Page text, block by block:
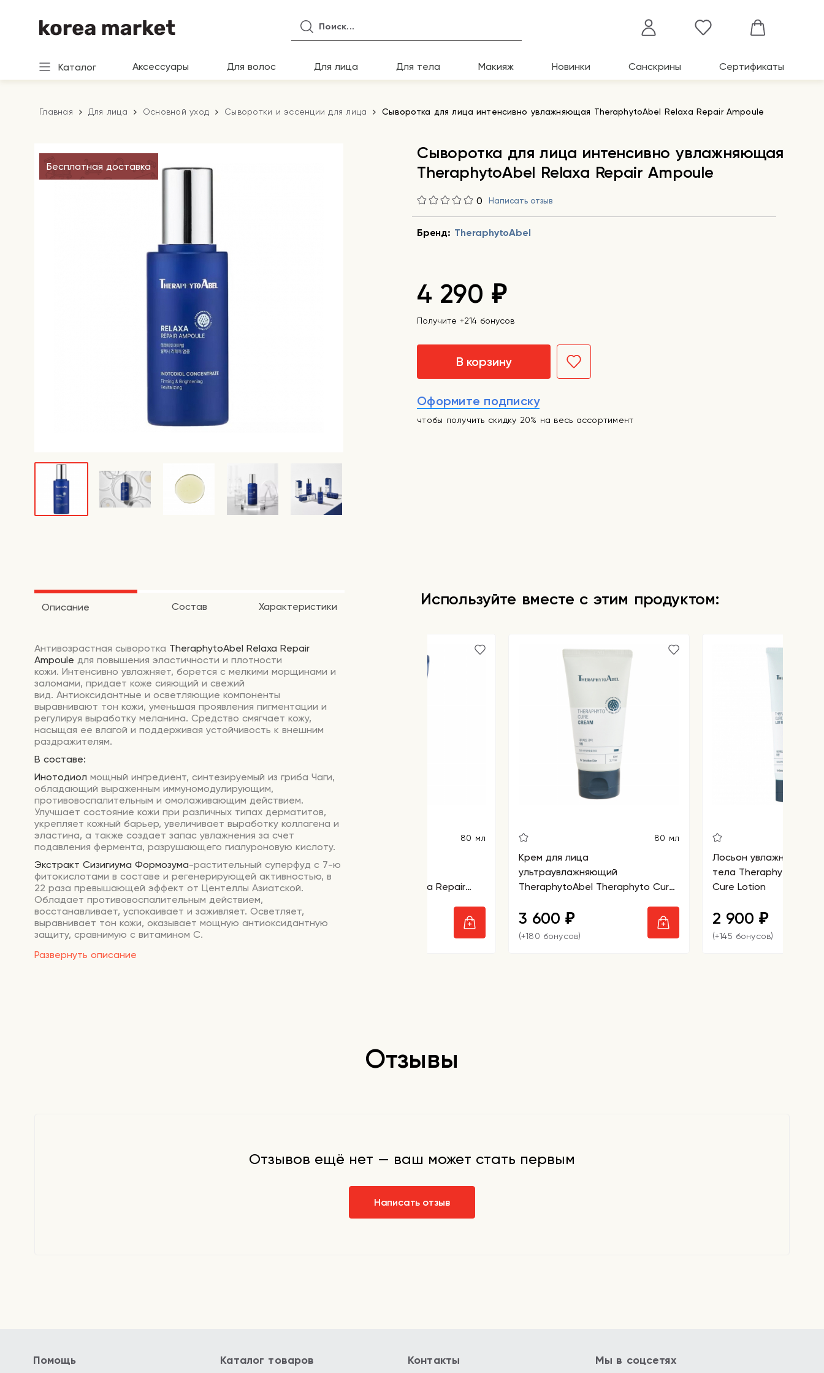
Каталог Аксессуары Для волос Для лица Для тела Макияж Новинки Санскрины Сертификаты
Главная Для лица Основной уход Сыворотки и эссенции для лица Сыворотка для лица интенсивно увлажняющая TheraphytoAbel Relaxa Repair Ampoule
Бесплатная доставка
Сыворотка для лица интенсивно увлажняющая
TheraphytoAbel Relaxa Repair Ampoule
0 Написать отзыв
Бренд: TheraphytoAbel
4 290 ₽
Получите +214 бонусов
В корзину
Оформите подписку
чтобы получить скидку 20% на весь ассортимент
Описание Состав Характеристики
Развернуть описание
Антивозрастная сыворотка TheraphytoAbel Relaxa Repair
Ampoule для повышения эластичности и плотности
кожи. Интенсивно увлажняет, борется с мелкими морщинами и
заломами, придает коже сияющий и свежий
вид. Антиоксидантные и осветляющие компоненты
выравнивают тон кожи, уменьшая проявления пигментации и
регулируя выработку меланина. Средство смягчает кожу,
насыщая ее влагой и поддерживая устойчивость к внешним
раздражителям.
В составе:
Инотодиол мощный ингредиент, синтезируемый из гриба Чаги,
обладающий выраженным иммуномодулирующим,
противовоспалительным и омолаживающим действием.
Улучшает состояние кожи при различных типах дерматитов,
укрепляет кожный барьер, увеличивает выработку коллагена и
эластина, а также создает запас увлажнения за счет
подавления фермента, разрушающего гиалуроновую кислоту.
Экстракт Сизигиума Формозума-растительный суперфуд с 7-ю
фитокислотами в составе и регенерирующей активностью, в
22 раза превышающей эффект от Центеллы Азиатской.
Обладает противовоспалительным действием,
восстанавливает, успокаивает и заживляет. Осветляет,
выравнивает тон кожи, оказывает мощную антиоксидантную
защиту, сравнимую с витамином С.
Гиалуроновая кислота
влаги, защищает от неблагоприятных факторов окружающей
Используйте вместе с этим продуктом:
80 мл
восстанавливающий
TheraphytoAbel Relaxa Repair
3 750
80 мл
Крем для лица
ультраувлажняющий
TheraphytoAbel Theraphyto Cure
3 600 ₽
(+180 бонусов)
Лосьон увлажняющий
тела TheraphytoAbel
Cure Lotion
2 900 ₽
(+145 бонусов)
Отзывы
Отзывов ещё нет — ваш может стать первым
Написать отзыв
Помощь Каталог товаров Контакты Мы в соцсетях